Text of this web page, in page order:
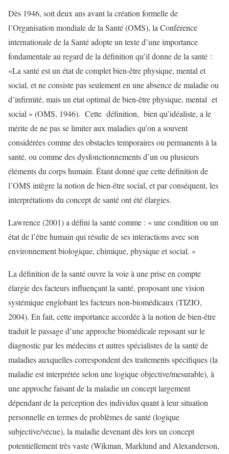
Dès 1946, soit deux ans avant la création formelle de
l’Organisation mondiale de la Santé (OMS), la Conférence
internationale de la Santé adopte un texte d’une importance
fondamentale au regard de la définition qu’il donne de la santé :
«La santé est un état de complet bien-être physique, mental et
social, et ne consiste pas seulement en une absence de maladie ou
d’infirmité, mais un état optimal de bien-être physique, mental et
social » (OMS, 1946). Cette définition, bien qu’idéaliste, a le
mérite de ne pas se limiter aux maladies qu’on a souvent
considérées comme des obstacles temporaires ou permanents à la
santé, ou comme des dysfonctionnements d’un ou plusieurs
éléments du corps humain. Étant donné que cette définition de
l’OMS intègre la notion de bien-être social, et par conséquent, les
interprétations du concept de santé ont été élargies.
Lawrence (2001) a défini la santé comme : « une condition ou un
état de l’être humain qui résulte de ses interactions avec son
environnement biologique, chimique, physique et social. »
La définition de la santé ouvre la voie à une prise en compte
élargie des facteurs influençant la santé, proposant une vision
systémique englobant les facteurs non-biomédicaux (TIZIO,
2004). En fait, cette importance accordée à la notion de bien-être
traduit le passage d’une approche biomédicale reposant sur le
diagnostic par les médecins et autres spécialistes de la santé de
maladies auxquelles correspondent des traitements spécifiques (la
maladie est interprétée selon une logique objective/mesurable), à
une approche faisant de la maladie un concept largement
dépendant de la perception des individus quant à leur situation
personnelle en termes de problèmes de santé (logique
subjective/vécue), la maladie devenant dès lors un concept
potentiellement très vaste (Wikman, Marklund and Alexanderson,